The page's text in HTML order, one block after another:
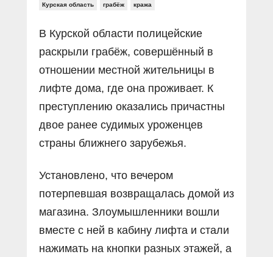
Курская область грабёж кража
В Курской области полицейские
раскрыли грабёж, совершённый в
отношении местной жительницы в
лифте дома, где она проживает. К
преступлению оказались причастны
двое ранее судимых уроженцев
страны ближнего зарубежья.
Установлено, что вечером
потерпевшая возвращалась домой из
магазина. Злоумышленники вошли
вместе с ней в кабину лифта и стали
нажимать на кнопки разных этажей, а